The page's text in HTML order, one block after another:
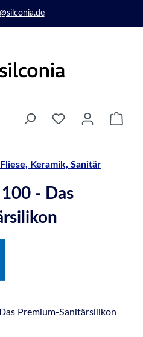
Fliese, Keramik, Sanitär
- Das